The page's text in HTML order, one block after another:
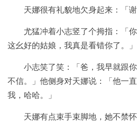
天娜很有礼貌地欠身起来：「谢
尤猛冲着小志竖了个拇指：「
这幺好的姑娘，我真是看错你了。」
小志笑了笑：「爸，我早就跟
不信。」他侧身对天娜说：「他一
我，哈哈。」
天娜有点束手束脚地，她不禁